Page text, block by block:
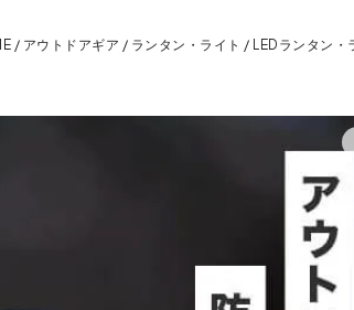
アウトドアギア ランタン・ライト LEDランタン・